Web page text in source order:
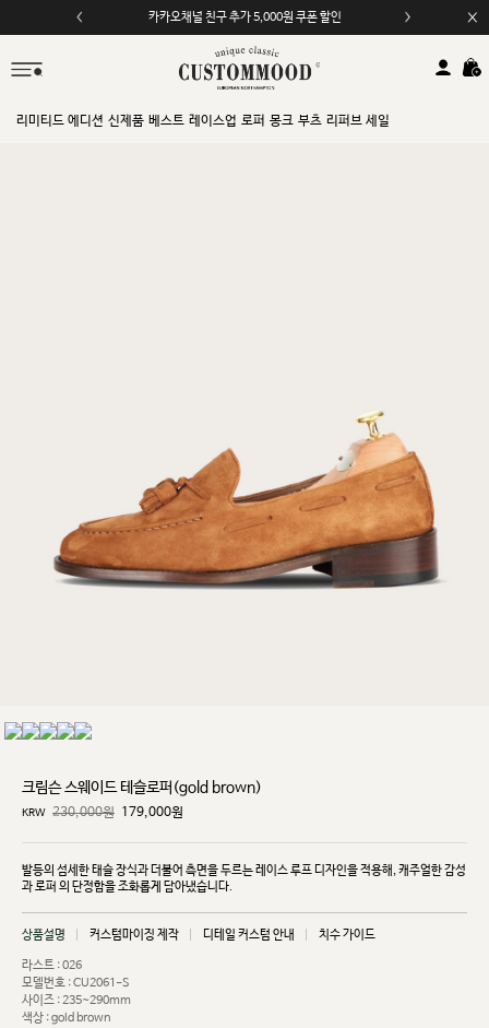
모바일 앱 자동 2,000원 할인
리미티드 에디션 신제품 베스트 레이스업 로퍼 몽크 부츠 리퍼브 세일
크림슨 스웨이드 테슬로퍼(gold brown)
KRW 230,000원 179,000원
발등의 섬세한 태슬 장식과 더불어 측면을 두르는 레이스 루프 디자인을 적용해, 캐주얼한 감성
과 로퍼 의 단정함을 조화롭게 담아냈습니다.
상품설명 커스텀마이징 제작 디테일 커스텀 안내 치수 가이드
라스트 : 026
모델번호 : CU2061-S
사이즈 : 235~290mm
색상 : gold brown